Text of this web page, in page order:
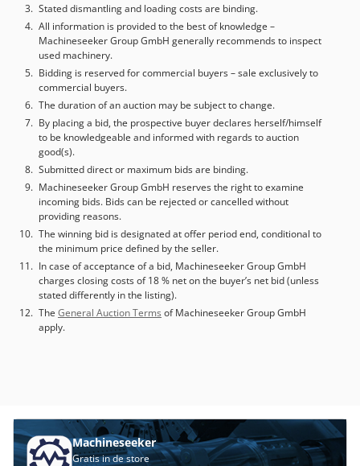
Stated dismantling and loading costs are binding.
All information is provided to the best of knowledge –
Machineseeker Group GmbH generally recommends to inspect
used machinery.
Bidding is reserved for commercial buyers – sale exclusively to
commercial buyers.
The duration of an auction may be subject to change.
By placing a bid, the prospective buyer declares herself/himself
to be knowledgeable and informed with regards to auction
good(s).
Submitted direct or maximum bids are binding.
Machineseeker Group GmbH reserves the right to examine
incoming bids. Bids can be rejected or cancelled without
providing reasons.
The winning bid is designated at offer period end, conditional to
the minimum price defined by the seller.
In case of acceptance of a bid, Machineseeker Group GmbH
charges closing costs of 18 % net on the buyer’s net bid (unless
stated differently in the listing).
The General Auction Terms of Machineseeker Group GmbH
apply.
Machineseeker
Gratis in de store